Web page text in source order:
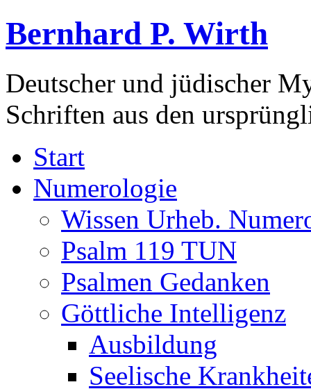
Bernhard P. Wirth
Deutscher und jüdischer
Schriften aus den
Start
Numerologie
Wissen Urheb.
Psalm 119 TUN
Psalmen Gedanken
Göttliche Intelligenz
Ausbildung
Seelische